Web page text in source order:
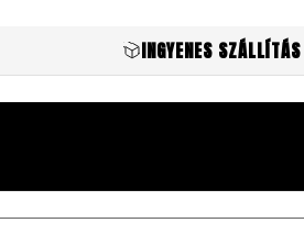
INGYENES SZÁLLÍTÁS